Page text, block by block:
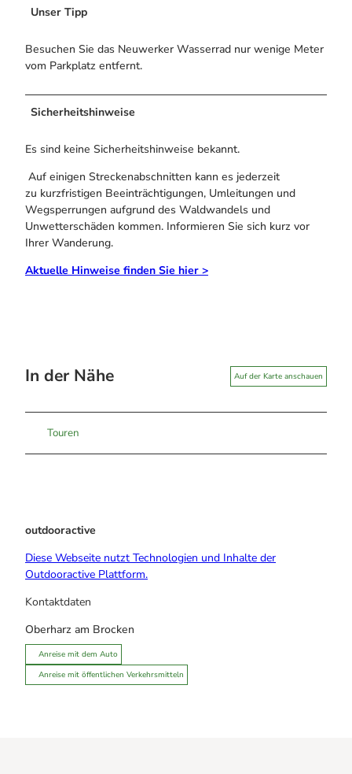
Unser Tipp
Besuchen Sie das Neuwerker Wasserrad nur wenige Meter
vom Parkplatz entfernt.
Sicherheitshinweise
Es sind keine Sicherheitshinweise bekannt.
Auf einigen Streckenabschnitten kann es jederzeit
zu kurzfristigen Beeinträchtigungen, Umleitungen und
Wegsperrungen aufgrund des Waldwandels und
Unwetterschäden kommen. Informieren Sie sich kurz vor
Ihrer Wanderung.
Aktuelle Hinweise finden Sie hier >
In der Nähe Auf der Karte anschauen
Touren
outdooractive
Diese Webseite nutzt Technologien und Inhalte der
Outdooractive Plattform.
Kontaktdaten
Oberharz am Brocken
Anreise mit dem Auto
Anreise mit öffentlichen Verkehrsmitteln